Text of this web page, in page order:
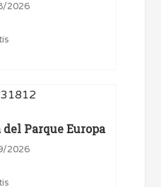
2026
Parque Europa
2026